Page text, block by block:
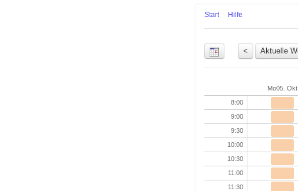
Start Hilfe
Mo05. Okt
8:00
9:00
9:30
10:00
10:30
11:00
11:30